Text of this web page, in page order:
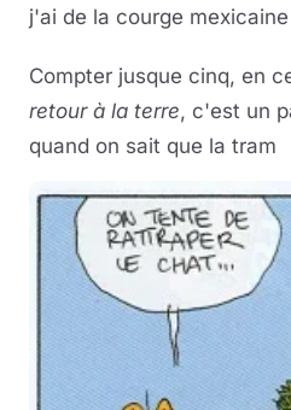
j'ai de la courge mexicaine
Compter jusque cinq, en
retour à la terre, c'est un
quand on sait que la tram